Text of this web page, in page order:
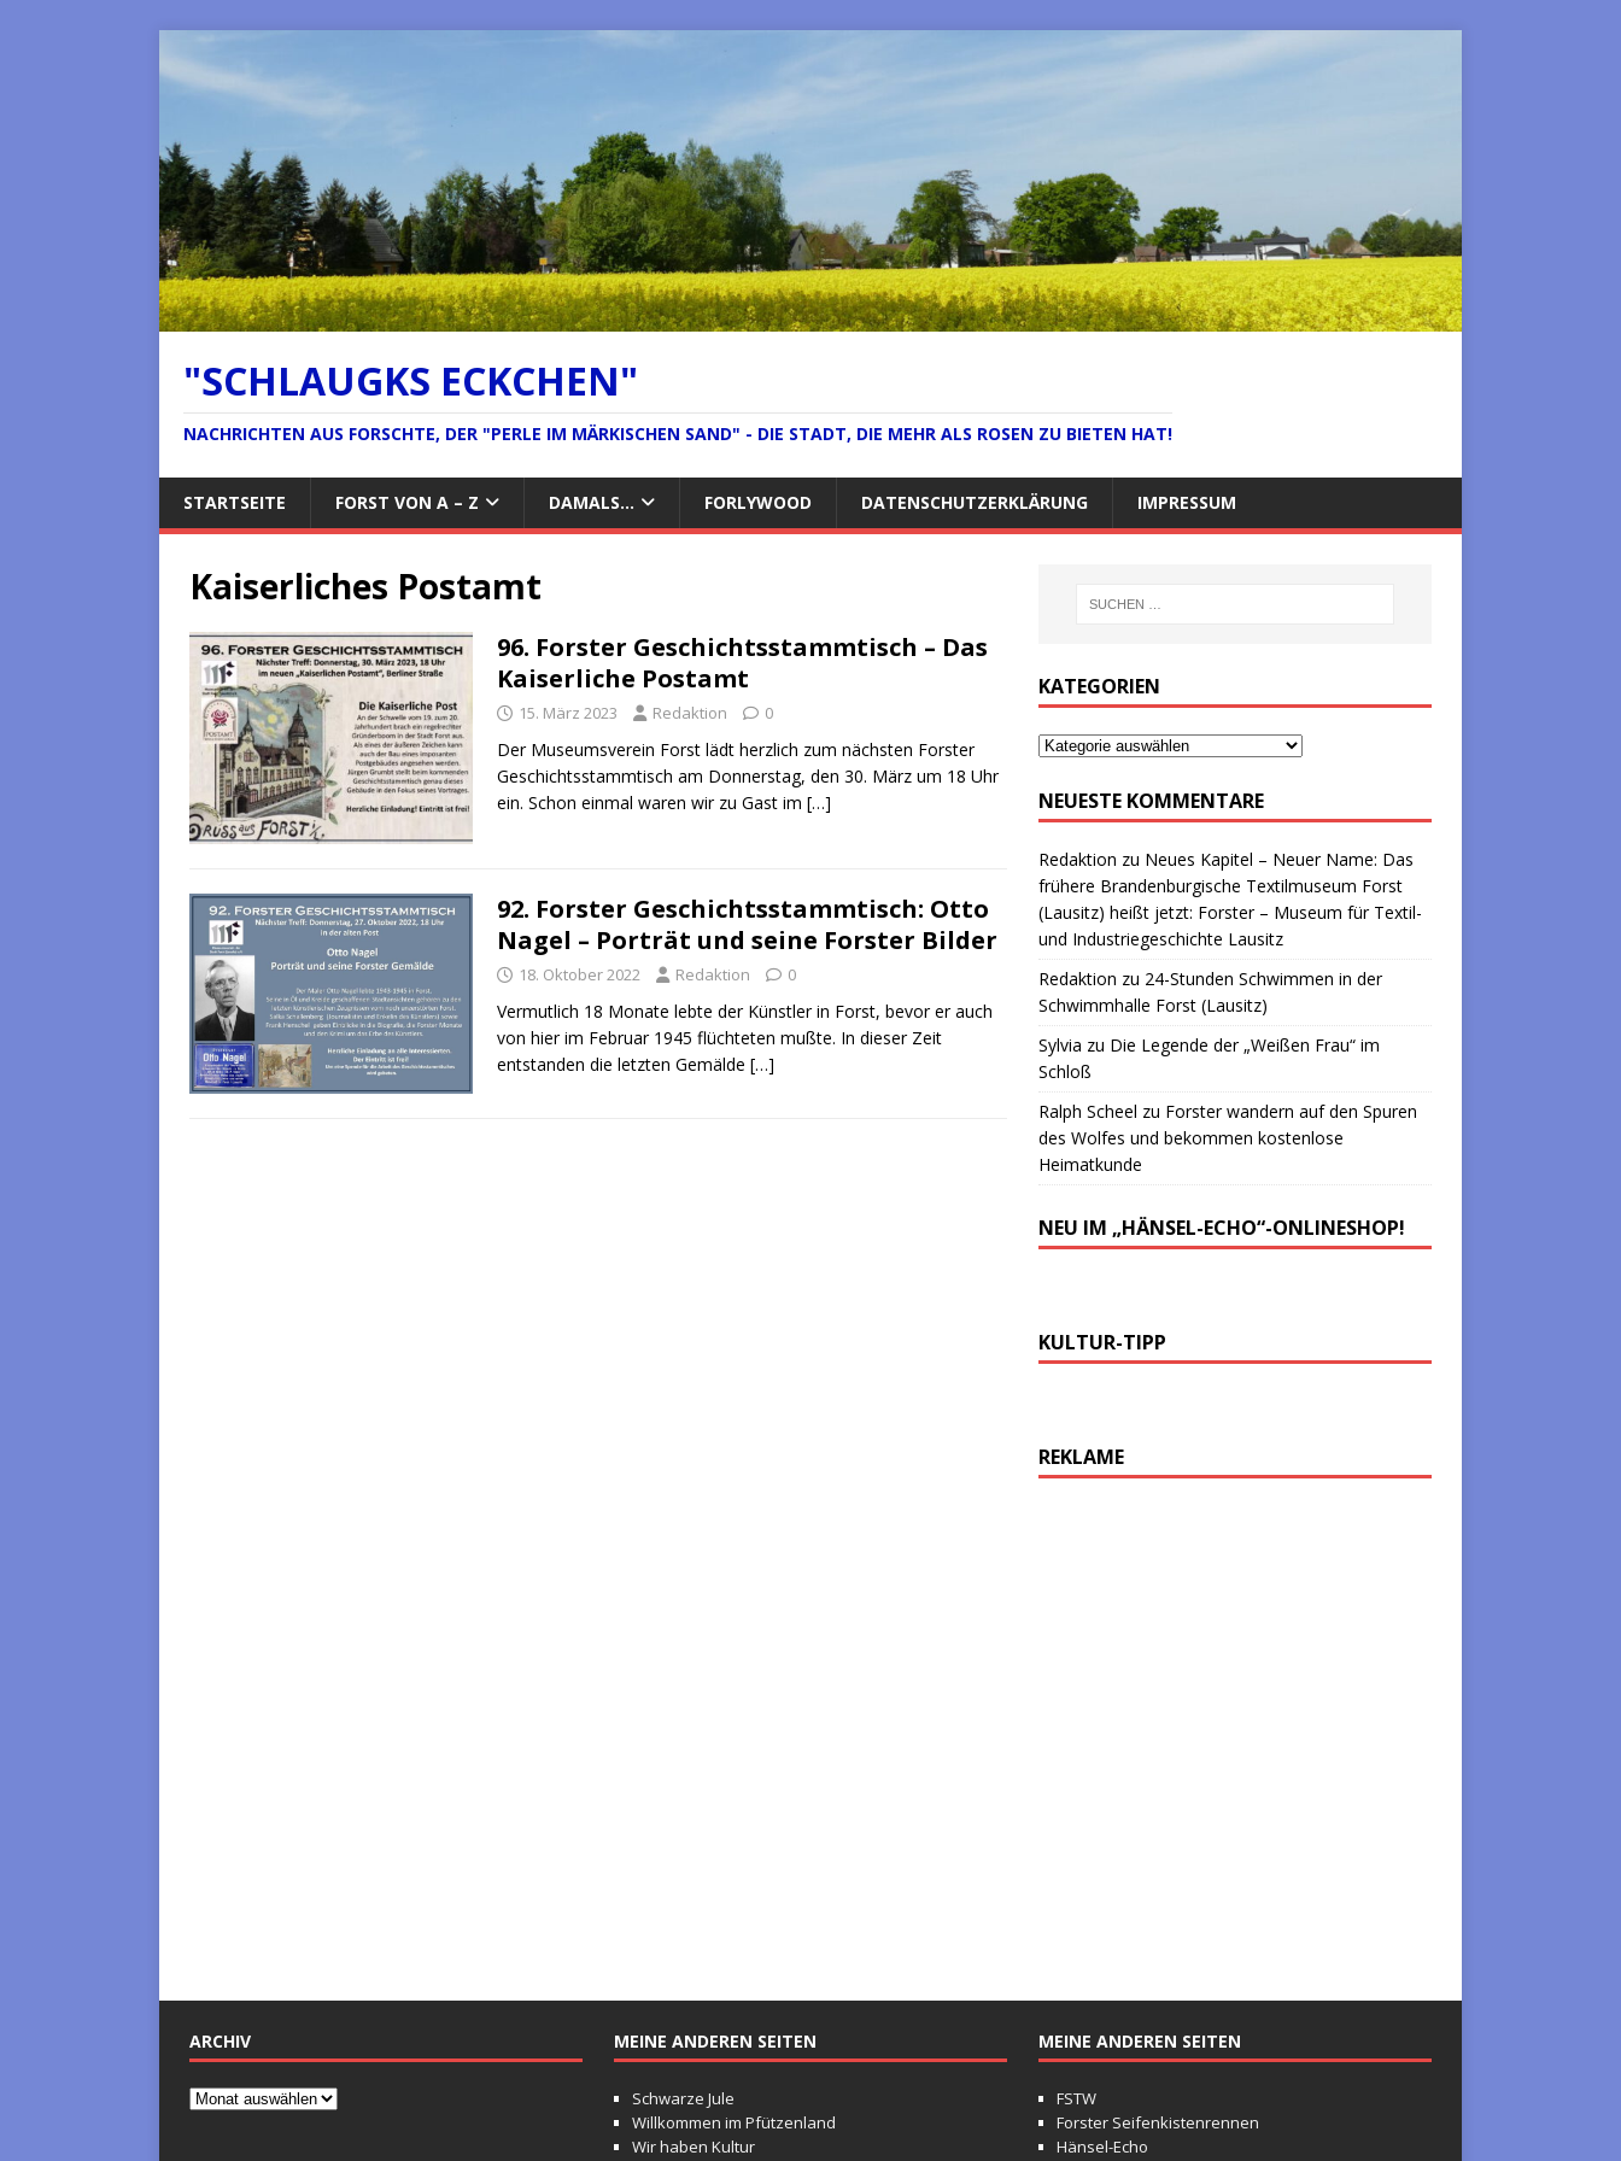
"SCHLAUGKS ECKCHEN"
NACHRICHTEN AUS FORSCHTE, DER "PERLE IM MÄRKISCHEN SAND" - DIE STADT, DIE MEHR ALS ROSEN ZU BIETEN HAT!
STARTSEITE FORST VON A – Z DAMALS… FORLYWOOD DATENSCHUTZERKLÄRUNG IMPRESSUM
Kaiserliches Postamt
96. Forster Geschichtsstammtisch – Das
Kaiserliche Postamt
15. März 2023 Redaktion 0
Der Museumsverein Forst lädt herzlich zum nächsten Forster
Geschichtsstammtisch am Donnerstag, den 30. März um 18 Uhr
ein. Schon einmal waren wir zu Gast im […]
92. Forster Geschichtsstammtisch: Otto
Nagel – Porträt und seine Forster Bilder
18. Oktober 2022 Redaktion 0
Vermutlich 18 Monate lebte der Künstler in Forst, bevor er auch
von hier im Februar 1945 flüchteten mußte. In dieser Zeit
entstanden die letzten Gemälde […]
KATEGORIEN
NEUESTE KOMMENTARE
Redaktion zu Neues Kapitel – Neuer Name: Das
frühere Brandenburgische Textilmuseum Forst
(Lausitz) heißt jetzt: Forster – Museum für Textil-
und Industriegeschichte Lausitz
Redaktion zu 24-Stunden Schwimmen in der
Schwimmhalle Forst (Lausitz)
Sylvia zu Die Legende der „Weißen Frau“ im
Schloß
Ralph Scheel zu Forster wandern auf den Spuren
des Wolfes und bekommen kostenlose
Heimatkunde
NEU IM „HÄNSEL-ECHO“-ONLINESHOP!
KULTUR-TIPP
REKLAME
ARCHIV MEINE ANDEREN SEITEN
Schwarze Jule
Willkommen im Pfützenland
Wir haben Kultur
MEINE ANDEREN SEITEN
FSTW
Forster Seifenkistenrennen
Hänsel-Echo